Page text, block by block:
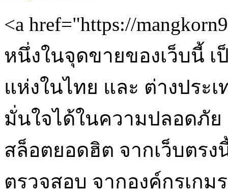
<a href="https://
หนึ่งในจุดขายของเว็บนี้
แห่งในไทย และ ต่างประ
มั่นใจได้ในความปลอดภัย
สล็อตยอดฮิต จากเว็บตร
ตรวจสอบ จากองค์กรเก